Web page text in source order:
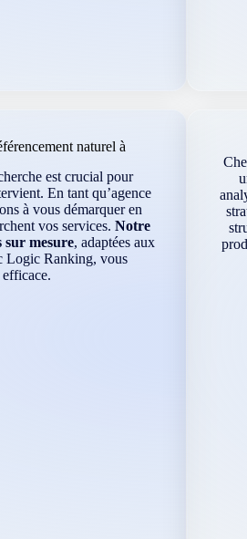
naturel à
est crucial pour
En tant qu’agence
à vous démarquer en
vos services.Notre
sur mesure, adaptées aux
Logic Ranking, vous